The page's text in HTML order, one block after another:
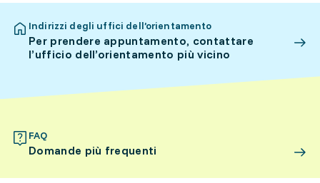
Indirizzi degli uffici dell’orientamento
Per prendere appuntamento, contattare
l’ufficio dell’orientamento più vicino
FAQ
Domande più frequenti